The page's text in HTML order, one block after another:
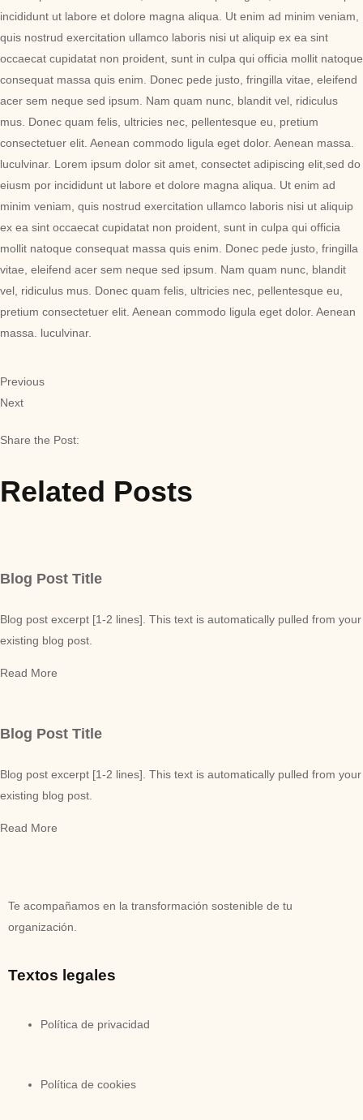
incididunt ut labore et dolore magna aliqua. Ut enim ad minim veniam,
quis nostrud exercitation ullamco laboris nisi ut aliquip ex ea sint
occaecat cupidatat non proident, sunt in culpa qui officia mollit natoque
consequat massa quis enim. Donec pede justo, fringilla vitae, eleifend
acer sem neque sed ipsum. Nam quam nunc, blandit vel, ridiculus
mus. Donec quam felis, ultricies nec, pellentesque eu, pretium
consectetuer elit. Aenean commodo ligula eget dolor. Aenean massa.
luculvinar. Lorem ipsum dolor sit amet, consectet adipiscing elit,sed do
eiusm por incididunt ut labore et dolore magna aliqua. Ut enim ad
minim veniam, quis nostrud exercitation ullamco laboris nisi ut aliquip
ex ea sint occaecat cupidatat non proident, sunt in culpa qui officia
mollit natoque consequat massa quis enim. Donec pede justo, fringilla
vitae, eleifend acer sem neque sed ipsum. Nam quam nunc, blandit
vel, ridiculus mus. Donec quam felis, ultricies nec, pellentesque eu,
pretium consectetuer elit. Aenean commodo ligula eget dolor. Aenean
massa. luculvinar.
Previous
Next
Share the Post:
Related Posts
Blog Post Title
Blog post excerpt [1-2 lines]. This text is automatically pulled from your
existing blog post.
Read More
Blog Post Title
Blog post excerpt [1-2 lines]. This text is automatically pulled from your
existing blog post.
Read More
Te acompañamos en la transformación sostenible de tu
organización.
Textos legales
Política de privacidad
Política de cookies